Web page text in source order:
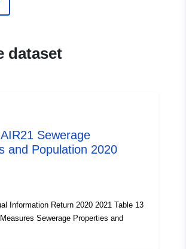
dataset
Sewerage
and Population 2020
Information Return 2020 2021 Table 13
Sewerage Properties and